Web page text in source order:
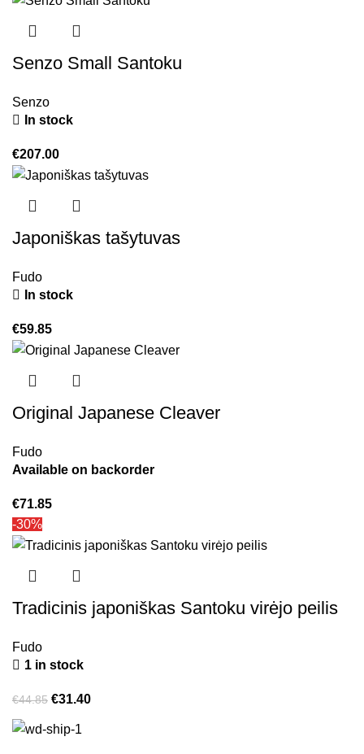
Senzo Small Santoku
Senzo
In stock
€207.00
Japoniškas tašytuvas
Fudo
In stock
€59.85
Original Japanese Cleaver
Fudo
Available on backorder
€71.85
-30%
Tradicinis japoniškas Santoku virėjo peilis
Fudo
1 in stock
€44.85 €31.40